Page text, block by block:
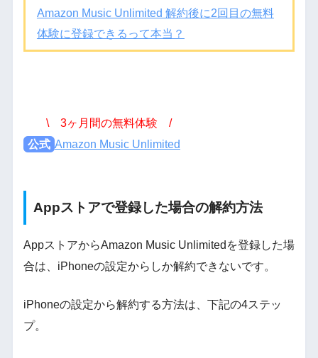
Amazon Music Unlimited 解約後に2回目の無料
体験に登録できるって本当？
\ 3ヶ月間の無料体験 /
公式 Amazon Music Unlimited
Appストアで登録した場合の解約方法
AppストアからAmazon Music Unlimitedを登録した場
合は、iPhoneの設定からしか解約できないです。
iPhoneの設定から解約する方法は、下記の4ステッ
プ。